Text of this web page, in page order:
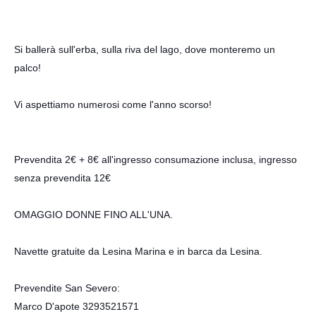
Si ballerà sull'erba, sulla riva del lago, dove monteremo un
palco!
Vi aspettiamo numerosi come l'anno scorso!
Prevendita 2€ + 8€ all'ingresso consumazione inclusa, ingresso
senza prevendita 12€
OMAGGIO DONNE FINO ALL'UNA.
Navette gratuite da Lesina Marina e in barca da Lesina.
Prevendite San Severo:
Marco D'apote 3293521571